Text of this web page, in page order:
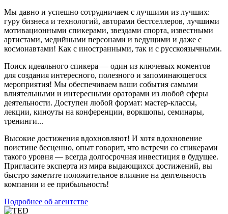
Мы давно и успешно сотрудничаем с лучшими из лучших:
гуру бизнеса и технологий, авторами бестселлеров, лучшими
мотивационными спикерами, звездами спорта, известными
артистами, медийными персонами и ведущими и даже с
космонавтами! Как с иностранными, так и с русскоязычными.
Поиск идеального спикера — один из ключевых моментов
для создания интересного, полезного и запоминающегося
мероприятия! Мы обеспечиваем ваши события самыми
влиятельными и интересными ораторами из любой сферы
деятельности. Доступен любой формат: мастер-классы,
лекции, киноуты на конференции, воркшопы, семинары,
тренинги...
Высокие достижения вдохновляют! И хотя вдохновение
поистине бесценно, опыт говорит, что встречи со спикерами
такого уровня — всегда долгосрочная инвестиция в будущее.
Пригласите эксперта из мира выдающихся достижений, вы
быстро заметите положительное влияние на деятельность
компании и ее прибыльность!
Подробнее об агентстве